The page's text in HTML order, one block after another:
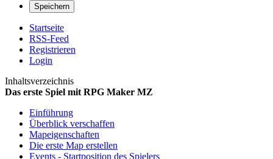
Startseite
RSS-Feed
Registrieren
Login
Inhaltsverzeichnis
Das erste Spiel mit RPG Maker MZ
Einführung
Überblick verschaffen
Mapeigenschaften
Die erste Map erstellen
Events - Startposition des Spielers